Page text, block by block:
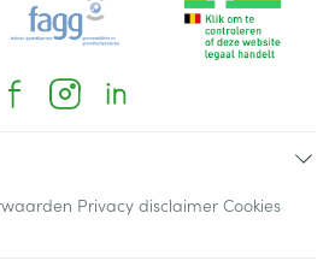
Privacy disclaimer Cookies